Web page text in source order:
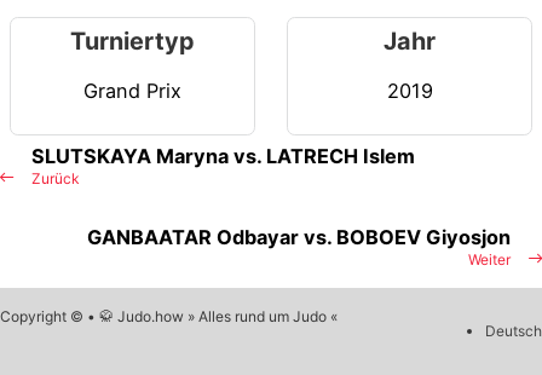
Turniertyp
Grand Prix
Jahr
2019
Zurück
SLUTSKAYA Maryna vs. LATRECH Islem
Weiter
GANBAATAR Odbayar vs. BOBOEV Giyosjon
Copyright © • 🥋 Judo.how » Alles rund um Judo «
Deutsch